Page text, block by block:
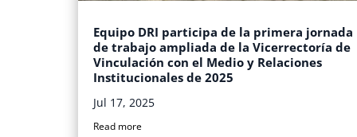
Equipo DRI participa de la primera jornada
de trabajo ampliada de la Vicerrectoría de
Vinculación con el Medio y Relaciones
Institucionales de 2025
Jul 17, 2025
Read more